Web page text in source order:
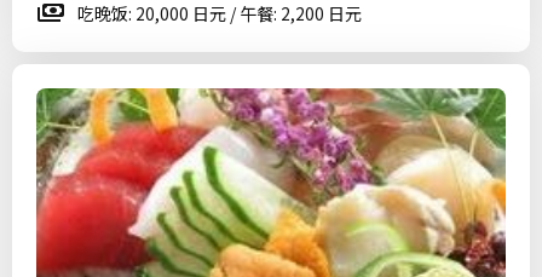
吃晚饭: 20,000 日元 / 午餐: 2,200 日元